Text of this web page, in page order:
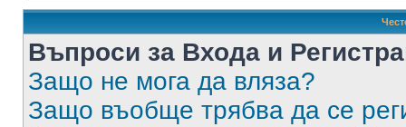
Въпроси за Входа и
Защо не мога да вляза?
Защо въобще трябва да се